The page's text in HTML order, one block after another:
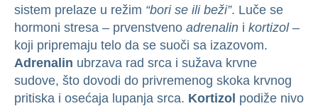
sistem prelaze u režim “bori se ili beži”. Luče se
hormoni stresa – prvenstveno adrenalin i kortizol–
koji pripremaju telo da se suoči sa izazovom.
Adrenalin ubrzava rad srca i sužava krvne
sudove, što dovodi do privremenog skoka krvnog
pritiska i osećaja lupanja srca. Kortizol podiže nivo